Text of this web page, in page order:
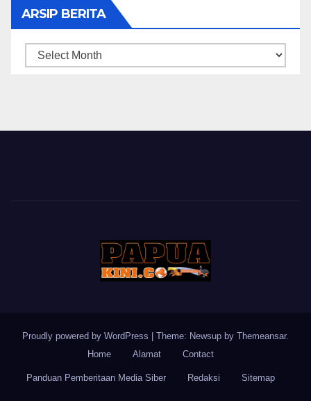
ARSIP BERITA
ARSIP
Proudly powered by WordPress Theme: Newsup by Themeansar.
Home
Alamat Contact
Panduan Pemberitaan Media Siber Redaksi Sitemap